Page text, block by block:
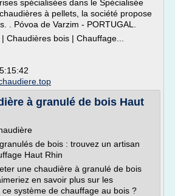
spécialisées dans le Spécialisée
à pellets, la société propose
. Póvoa de Varzim - PORTUGAL.
Chaudières bois | Chauffage...
à granulé de bois Haut
de bois : trouvez un artisan
Haut Rhin
une chaudière à granulé de bois
en savoir plus sur les
système de chauffage au bois ?